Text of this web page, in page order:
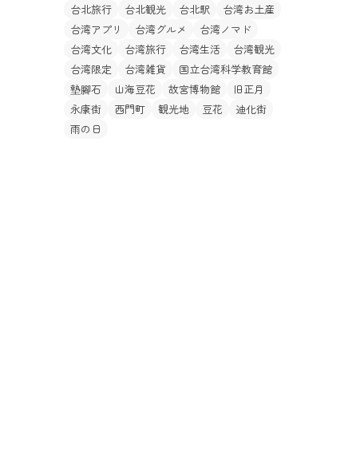
台北旅行
台北観光 台北駅
台湾お土産
台湾アプリ
台湾グルメ
台湾ノマド
台湾文化
台湾旅行 台湾生活
台湾観光
台湾限定
台湾雑貨
国立台湾科学教育館
墊腳石
山海豆花 故宮博物館
旧正月
永康街
西門町 観光地 豆花
迪化街
雨の日